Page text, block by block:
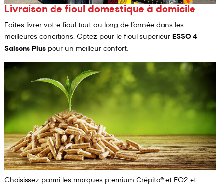
Livraison de fioul domestique à domicile
Faites livrer votre fioul tout au long de l’année dans les
meilleures conditions. Optez pour le fioul supérieur ESSO 4
Saisons Plus pour un meilleur confort.
Choisissez parmi les marques premium Crépito® et EO2 et